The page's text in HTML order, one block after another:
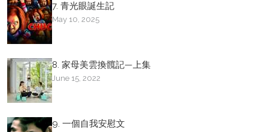
7. 青光眼誕生記
May 10, 2025
8. 家母美雲換髖記—上集
June 15, 2022
9. 一個自我安慰文